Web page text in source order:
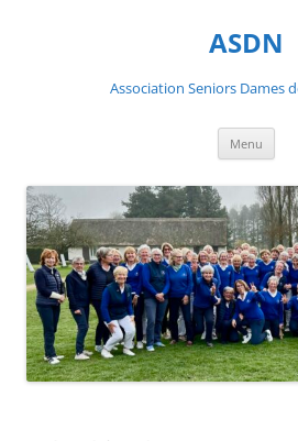
ASDN
Association Seniors Dames
Menu